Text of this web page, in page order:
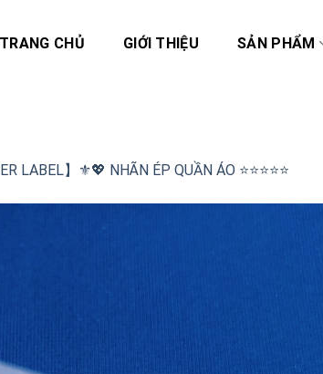
TRANG CHỦ GIỚI THIỆU SẢN PHẨM
LABEL】⚜️💖 NHÃN ÉP QUẦN ÁO ⭐️⭐️⭐️⭐️⭐️